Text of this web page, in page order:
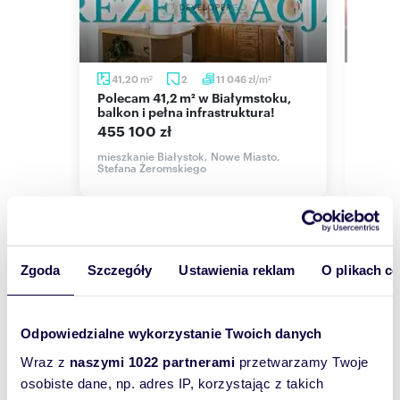
Zgoda Szczegóły Ustawienia reklam O plikach
Odpowiedzialne wykorzystanie Twoich danych
Wraz z naszymi 1022 partnerami przetwarzamy Twoje
osobiste dane, np. adres IP, korzystając z takich
dla rodziny z dziećmi lub osób pracujących
zdalnie.
ATUTY NIERUCHOMOŚCI:
82 m² - idealna przestrzeń dla rodziny
3 oddzielne sypialnie
duży salon z kuchnią - serce domu
wysoki parter
budynek z 2008 roku
przechowywania
świetna lokalizacja - Nowe Miasto, blisko
pełnej infrastruktury
41,20 m2 2 11 046zł/m2
Polecam 41,2 m² w Białymstoku,
balkon i pełna infrastruktura!
455 100 zł
mieszkanie Białystok, Nowe Miasto,
Stefana Żeromskiego
Wyślij
wiadomość
To najlepszy
sposób, aby